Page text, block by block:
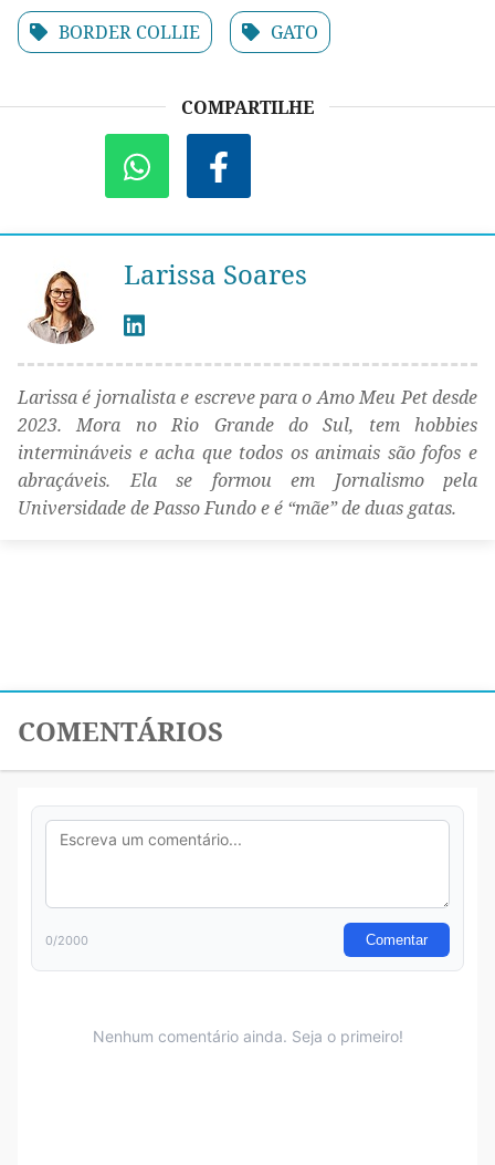
BORDER COLLIE GATO
COMPARTILHE
Larissa Soares
Larissa é jornalista e escreve para o Amo Meu Pet desde
2023. Mora no Rio Grande do Sul, tem hobbies
intermináveis e acha que todos os animais são fofos e
abraçáveis. Ela se formou em Jornalismo pela
Universidade de Passo Fundo e é “mãe” de duas gatas.
COMENTÁRIOS